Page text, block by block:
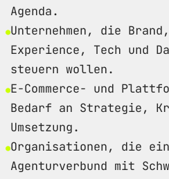
Agenda.
Unternehmen, die
Experience, Tech und
steuern wollen.
E-Commerce- und
Bedarf an Strategie,
Umsetzung.
Organisationen, die
Agenturverbund mit